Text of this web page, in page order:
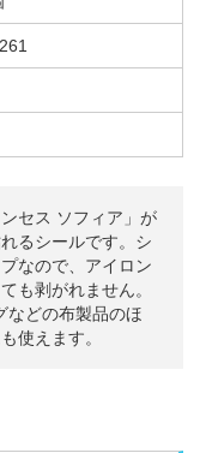
セス ソフィア」が
るシールです。シ
なので、アイロン
も剥がれません。
などの布製品のほ
使えます。